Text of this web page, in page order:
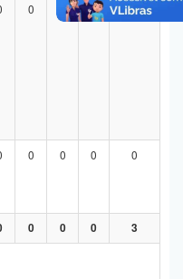
0 0 0 1
0 0 0 0
0 0 0 3